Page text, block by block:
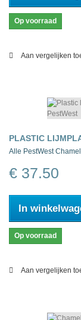
Op voorraad
Aan vergelijken
PLASTIC
Alle PestWest
€ 37.50
In
Op voorraad
Aan vergelijken